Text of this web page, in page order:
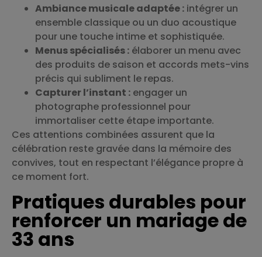
Ambiance musicale adaptée : intégrer un
ensemble classique ou un duo acoustique
pour une touche intime et sophistiquée.
Menus spécialisés : élaborer un menu avec
des produits de saison et accords mets-vins
précis qui subliment le repas.
Capturer l’instant : engager un
photographe professionnel pour
immortaliser cette étape importante.
Ces attentions combinées assurent que la
célébration reste gravée dans la mémoire des
convives, tout en respectant l’élégance propre à
ce moment fort.
Pratiques durables pour
renforcer un mariage de
33 ans